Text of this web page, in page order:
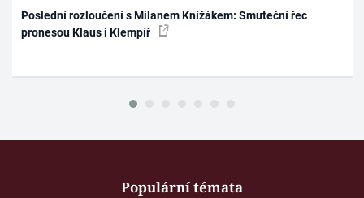
Poslední rozloučení s Milanem Knížákem: Smuteční řec
pronesou Klaus i Klempíř
Populární témata